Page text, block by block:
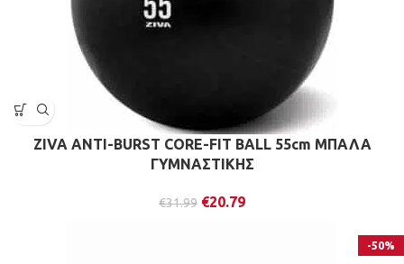
ZIVA ANTI-BURST CORE-FIT BALL 55cm ΜΠΑΛΑ
ΓΥΜΝΑΣΤΙΚΗΣ
€31.99 €20.79
-50%